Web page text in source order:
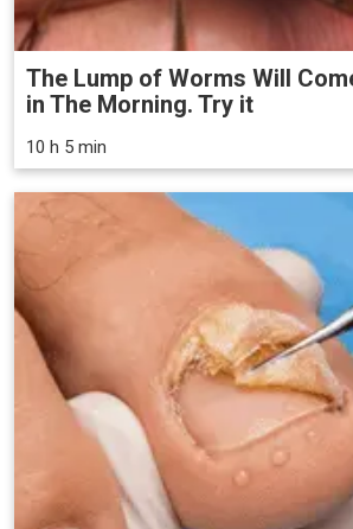
The Lump of Worms Will
in The Morning. Try it
10 h 5 min